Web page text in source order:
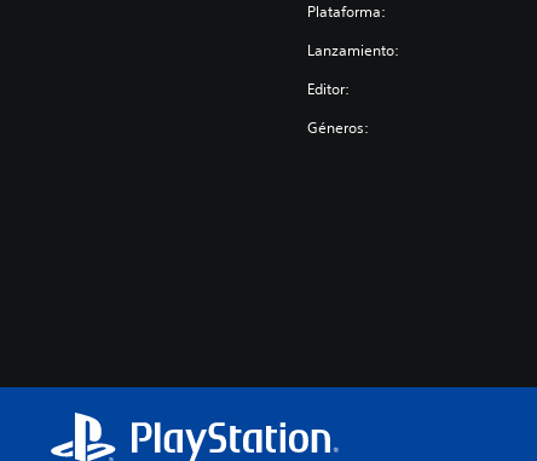
Plataforma:
Lanzamiento:
Editor:
Géneros: